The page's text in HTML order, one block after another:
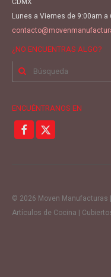
CDMX
Lunes a Viernes de 9:00am a
¿NO ENCUENTRAS ALGO?
Buscar
ENCUÉNTRANOS EN
© 2026 Moven Manufacturas
Artículos de Cocina |